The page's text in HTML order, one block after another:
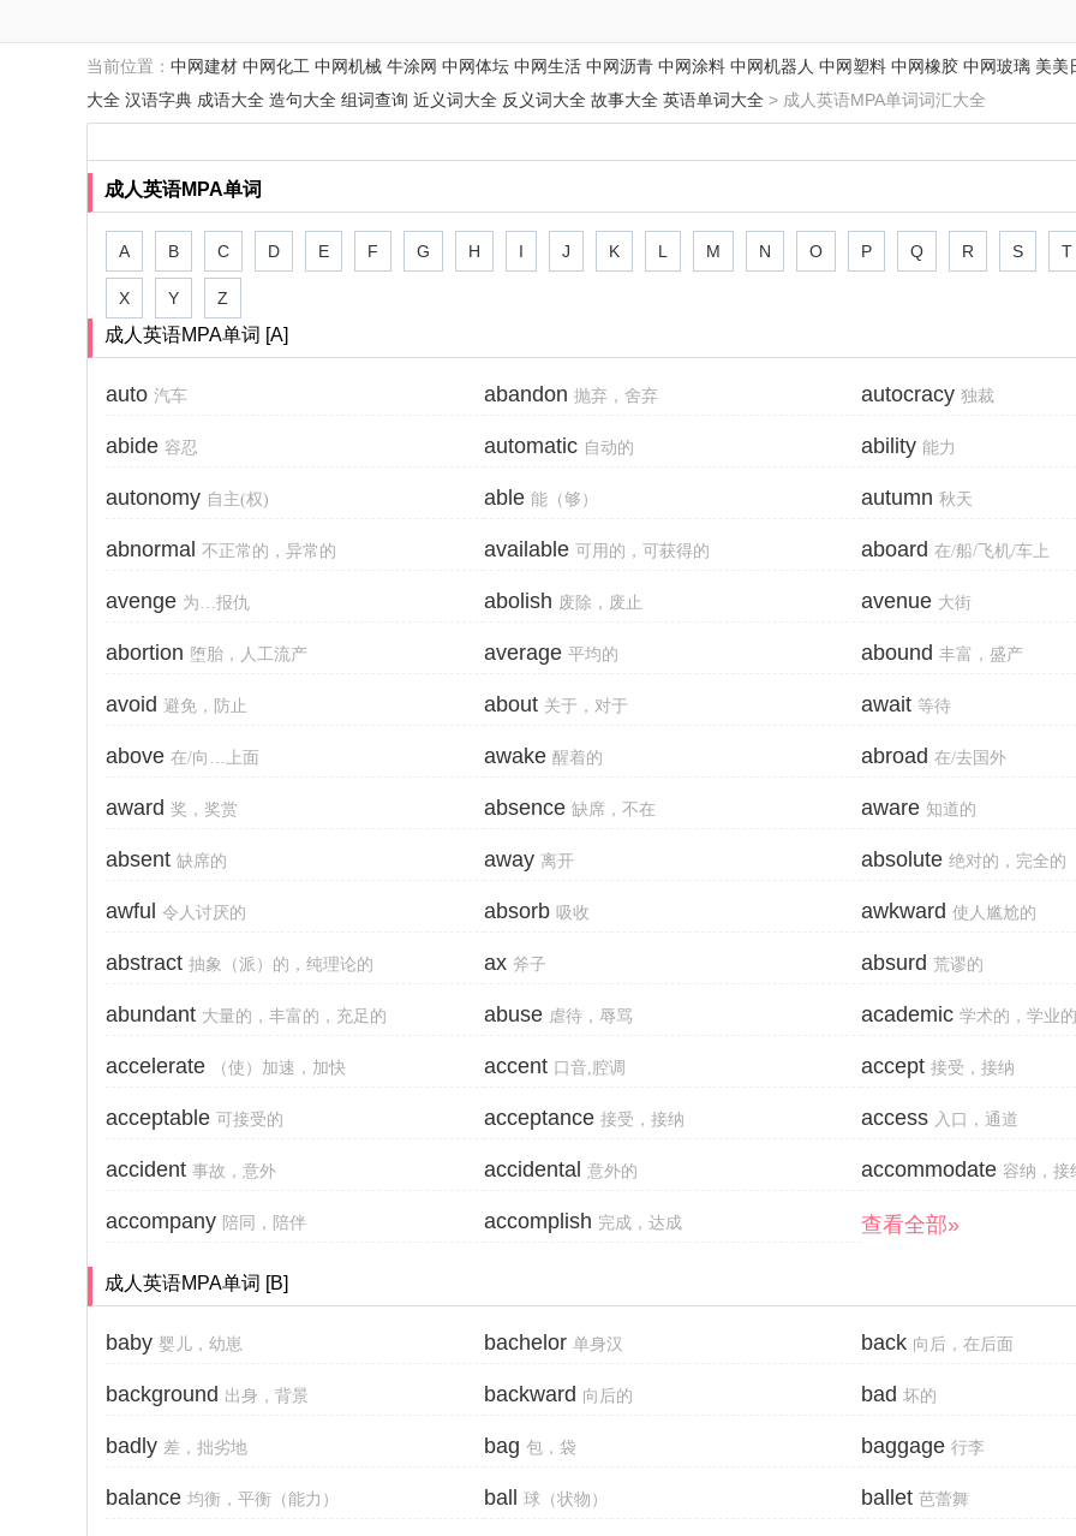
当前位置： 中网建材 中网化工 中网机械 牛涂网 中网体坛 中网生活 中网沥青 中网涂料 中网机器人 中网塑料 中网橡胶 中网玻璃 美美
大全 汉语字典 成语大全 造句大全 组词查询 近义词大全 反义词大全 故事大全 英语单词大全 > 成人英语MPA单词词汇大全
成人英语MPA单词
A B C D E F G H I J K L M N O P Q R S T
X Y Z
成人英语MPA单词 [A]
auto 汽车 abandon 抛弃，舍弃 autocracy 独裁
abide 容忍 automatic 自动的 ability 能力
autonomy 自主(权) able 能（够） autumn 秋天
abnormal 不正常的，异常的 available 可用的，可获得的 aboard 在/船/飞机/车上
avenge 为…报仇 abolish 废除，废止 avenue 大街
abortion 堕胎，人工流产 average 平均的 abound 丰富，盛产
avoid 避免，防止 about 关于，对于 await 等待
above 在/向…上面 awake 醒着的 abroad 在/去国外
award 奖，奖赏 absence 缺席，不在 aware 知道的
absent 缺席的 away 离开 absolute 绝对的，完全的
awful 令人讨厌的 absorb 吸收 awkward 使人尴尬的
abstract 抽象（派）的，纯理论的 ax 斧子 absurd 荒谬的
abundant 大量的，丰富的，充足的 abuse 虐待，辱骂 academic 学术的，学业
accelerate （使）加速，加快 accent 口音,腔调 accept 接受，接纳
acceptable 可接受的 acceptance 接受，接纳 access 入口，通道
accident 事故，意外 accidental 意外的 accommodate 容纳，接
accompany 陪同，陪伴 accomplish 完成，达成 查看全部»
成人英语MPA单词 [B]
baby 婴儿，幼崽 bachelor 单身汉 back 向后，在后面
background 出身，背景 backward 向后的 bad 坏的
badly 差，拙劣地 bag 包，袋 baggage 行李
balance 均衡，平衡（能力） ball 球（状物） ballet 芭蕾舞